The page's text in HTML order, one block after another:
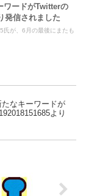
ワードがTwitterの
発信されました
が、6月の最後にまたも
なキーワードが
より